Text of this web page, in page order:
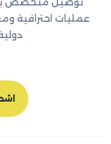
عمليات احترافية